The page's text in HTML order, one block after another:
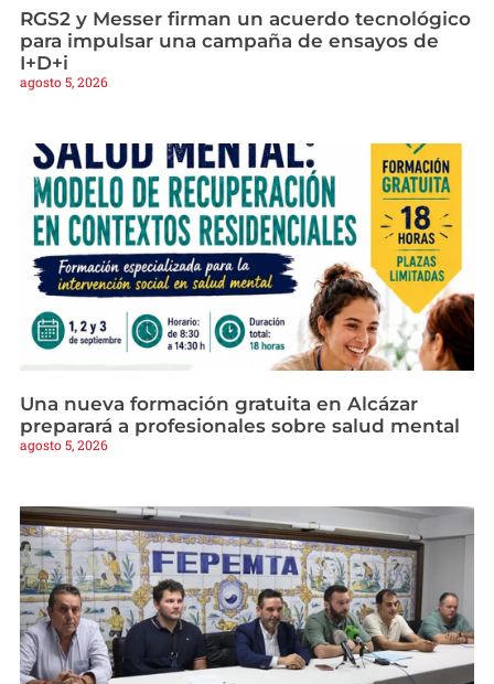
RGS2 y Messer firman un acuerdo tecnológico
para impulsar una campaña de ensayos de
I+D+i
agosto 5, 2026
Una nueva formación gratuita en Alcázar
preparará a profesionales sobre salud mental
agosto 5, 2026